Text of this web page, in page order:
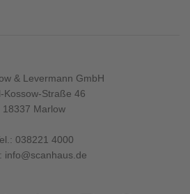
& Levermann GmbH
Kossow-Straße 46
18337 Marlow
038221 4000
info@scanhaus.de